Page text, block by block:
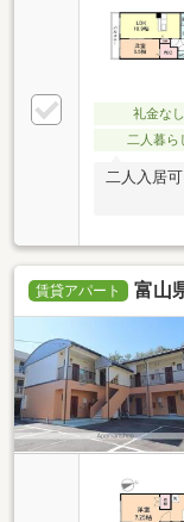
礼金なし
二人暮ら
二人入居
賃貸アパート 富山